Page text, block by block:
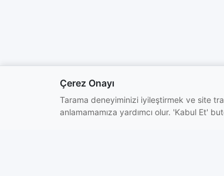
Çerez Onayı
Tarama deneyiminizi iyileştirmek ve site
anlamamamıza yardımcı olur. 'Kabul Et'